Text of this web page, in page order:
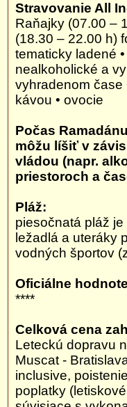
Stravovanie All
Raňajky (07.00 –
(18.30 – 22.00 h)
tematicky ladené
nealkoholické a
vyhradenom čase
kávou • ovocie
Počas
môžu líšiť v
vládou (napr.
priestoroch a
Pláž:
piesočnatá pláž
ležadlá a uteráky
vodných športov
Oficiálne
****
Celková cena
Leteckú dopravu
Muscat -
inclusive,
poplatky